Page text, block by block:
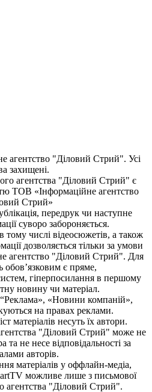
агентство "Діловий Стрий". Усі
захищені.
агентства "Діловий Стрий" є
ТОВ «Інформаційне агентство
Стрий»
передрук чи наступне
суворо забороняється.
тому числі відеосюжетів, а також
дозволяється тільки за умови
агентство "Діловий Стрий". Для
обов’язковим є пряме,
гіперпосилання в першому
новину чи матеріал.
«Новини компаній»,
на правах реклами.
матеріалів несуть їх автори.
"Діловий Стрий" може не
та не несе відповідальності за
авторів.
матеріалів у оффлайн-медіа,
можливе лише з письмової
агентства "Діловий Стрий".